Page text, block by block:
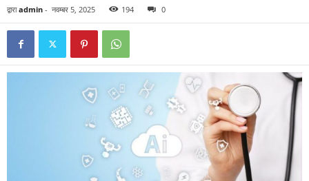
द्वारा admin - नवम्बर 5, 2025 194 0